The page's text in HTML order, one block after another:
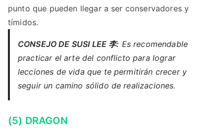
punto que pueden llegar a ser conservadores y
tímidos.
CONSEJO DE SUSI LEE 李: Es recomendable
practicar el arte del conflicto para lograr
lecciones de vida que te permitirán crecer y
seguir un camino sólido de realizaciones.
(5) DRAGON